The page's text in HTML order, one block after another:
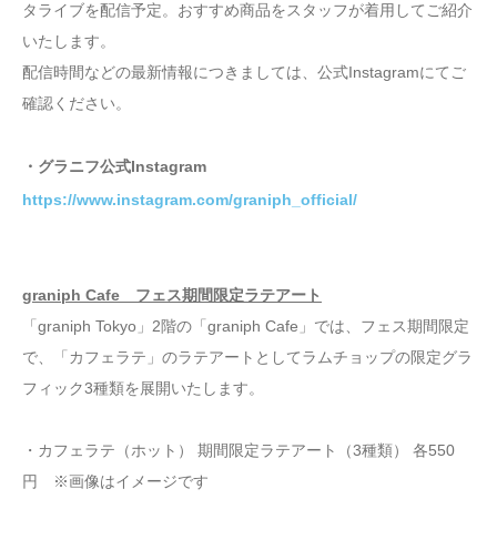
タライブを配信予定。おすすめ商品をスタッフが着用してご紹介
いたします。
配信時間などの最新情報につきましては、公式Instagramにてご
確認ください。
・グラニフ公式Instagram
https://www.instagram.com/graniph_official/
graniph Cafe フェス期間限定ラテアート
「graniph Tokyo」2階の「graniph Cafe」では、フェス期間限定
で、「カフェラテ」のラテアートとしてラムチョップの限定グラ
フィック3種類を展開いたします。
・カフェラテ（ホット） 期間限定ラテアート（3種類） 各550
円 ※画像はイメージです